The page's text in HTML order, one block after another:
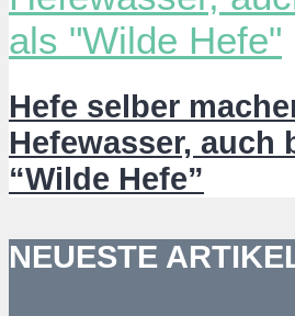
Hefe selber
Hefewasser, auch
“Wilde Hefe”
NEUESTE